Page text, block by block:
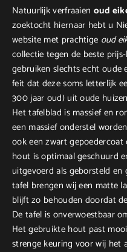
Natuurlijk verfraaien oud
zoektocht hiernaar hebt u
website met prachtige oud
collectie tegen de beste
gebruiken slechts echt oude
feit dat deze soms letterlijk
300 jaar oud) uit oude
Het tafelblad is massief en
een massief onderstel
ook een zwart
hout is optimaal geschuurd
uitgevoerd als geborsteld
tafel brengen wij een matte
blijft zo behouden doordat
De tafel is onverwoestbaar
Het gebruikte hout past
strenge keuring voor wij het